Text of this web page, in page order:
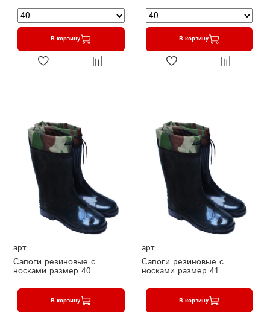
В корзину В корзину
арт.
Сапоги резиновые с
носками размер 40
В корзину
арт.
Сапоги резиновые с
носками размер 41
В корзину